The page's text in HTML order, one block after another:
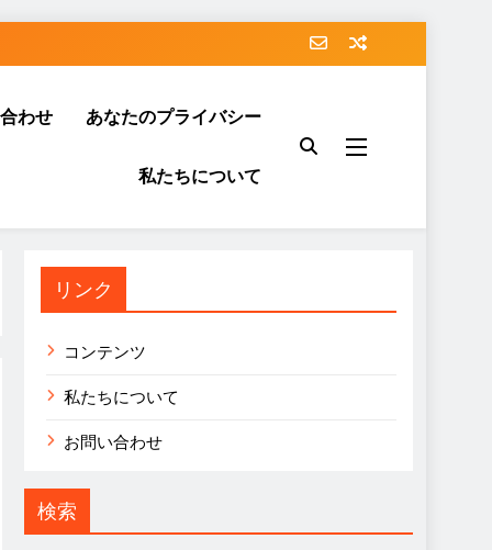
わせ あなたのプライバシー
私たちについて
リンク
コンテンツ
私たちについて
お問い合わせ
検索